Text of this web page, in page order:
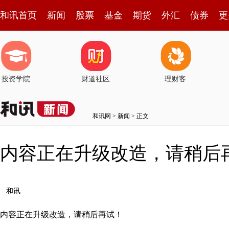
和讯首页 新闻 股票 基金 期货 外汇 债券
投资学院 财道社区 理财客
和讯网 > 新闻 > 正文
内容正在升级改造，请稍后
和讯
内容正在升级改造，请稍后再试！